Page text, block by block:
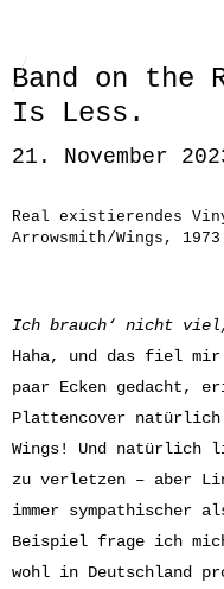
Band on the
Is Less.
21. November
Real existierendes
Arrowsmith/Wings, 1973
Ich brauch‘ nicht
Haha, und das fiel
paar Ecken gedacht,
Plattencover natürlich
Wings! Und natürlich
zu verletzen – aber
immer sympathischer
Beispiel frage ich
wohl in Deutschland